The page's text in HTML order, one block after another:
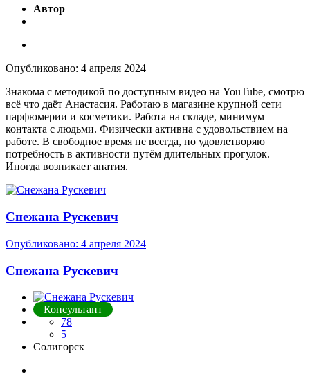
Автор
Опубликовано: 4 апреля 2024
Знакома с методикой по доступным видео на YouTube, смотрю
всë что даëт Анастасия. Работаю в магазине крупной сети
парфюмерии и косметики. Работа на складе, минимум
контакта с людьми. Физически активна с удовольствием на
работе. В свободное время не всегда, но удовлетворяю
потребность в активности путём длительных прогулок.
Иногда возникает апатия.
Снежана Рускевич
Опубликовано: 4 апреля 2024
Снежана Рускевич
Консультант
78
5
Солигорск